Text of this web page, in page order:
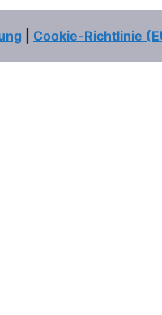
Cookie-Richtlinie